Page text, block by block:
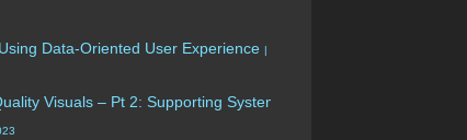
Data-Oriented User Experience | Unreal Fest 2023
Visuals – Pt 2: Supporting Systems